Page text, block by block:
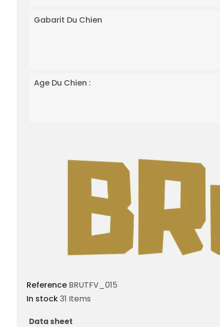
Gabarit Du Chien
Age Du Chien :
Reference BRUTFV_015
In stock31 Items
Data sheet